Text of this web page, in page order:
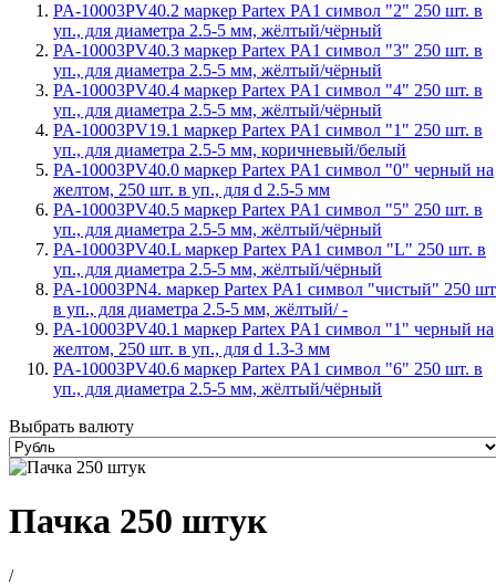
PA-10003PV40.2 маркер Partex PA1 символ "2" 250 шт. в
уп., для диаметра 2.5-5 мм, жёлтый/чёрный
PA-10003PV40.3 маркер Partex PA1 символ "3" 250 шт. в
уп., для диаметра 2.5-5 мм, жёлтый/чёрный
PA-10003PV40.4 маркер Partex PA1 символ "4" 250 шт. в
уп., для диаметра 2.5-5 мм, жёлтый/чёрный
PA-10003PV19.1 маркер Partex PA1 символ "1" 250 шт. в
уп., для диаметра 2.5-5 мм, коричневый/белый
PA-10003PV40.0 маркер Partex PA1 символ "0" черный на
желтом, 250 шт. в уп., для d 2.5-5 мм
PA-10003PV40.5 маркер Partex PA1 символ "5" 250 шт. в
уп., для диаметра 2.5-5 мм, жёлтый/чёрный
PA-10003PV40.L маркер Partex PA1 символ "L" 250 шт. в
уп., для диаметра 2.5-5 мм, жёлтый/чёрный
PA-10003PN4. маркер Partex PA1 символ "чистый" 250
в уп., для диаметра 2.5-5 мм, жёлтый/ -
PA-10003PV40.1 маркер Partex PA1 символ "1" черный на
желтом, 250 шт. в уп., для d 1.3-3 мм
PA-10003PV40.6 маркер Partex PA1 символ "6" 250 шт. в
уп., для диаметра 2.5-5 мм, жёлтый/чёрный
Выбрать валюту
Пачка 250 штук
/